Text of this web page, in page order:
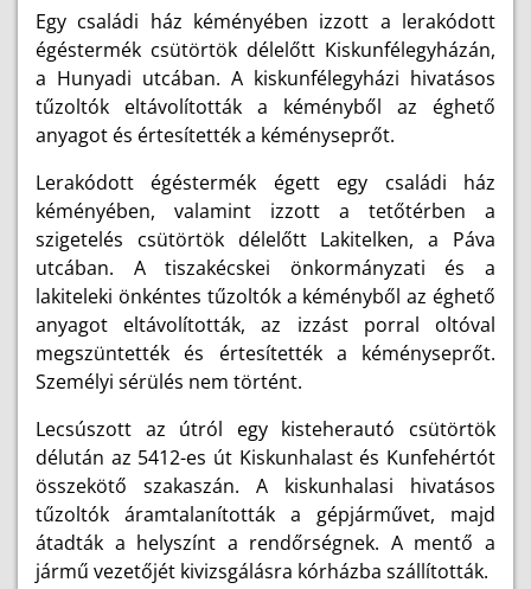
Egy családi ház kéményében izzott a lerakódott
égéstermék csütörtök délelőtt Kiskunfélegyházán,
a Hunyadi utcában. A kiskunfélegyházi hivatásos
tűzoltók eltávolították a kéményből az éghető
anyagot és értesítették a kéményseprőt.
Lerakódott égéstermék égett egy családi ház
kéményében, valamint izzott a tetőtérben a
szigetelés csütörtök délelőtt Lakitelken, a Páva
utcában. A tiszakécskei önkormányzati és a
lakiteleki önkéntes tűzoltók a kéményből az éghető
anyagot eltávolították, az izzást porral oltóval
megszüntették és értesítették a kéményseprőt.
Személyi sérülés nem történt.
Lecsúszott az útról egy kisteherautó csütörtök
délután az 5412-es út Kiskunhalast és Kunfehértót
összekötő szakaszán. A kiskunhalasi hivatásos
tűzoltók áramtalanították a gépjárművet, majd
átadták a helyszínt a rendőrségnek. A mentő a
jármű vezetőjét kivizsgálásra kórházba szállították.